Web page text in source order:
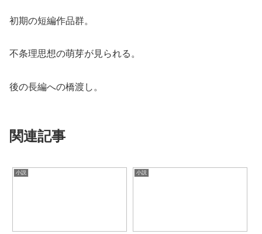
初期の短編作品群。
不条理思想の萌芽が見られる。
後の長編への橋渡し。
関連記事
小説 小説